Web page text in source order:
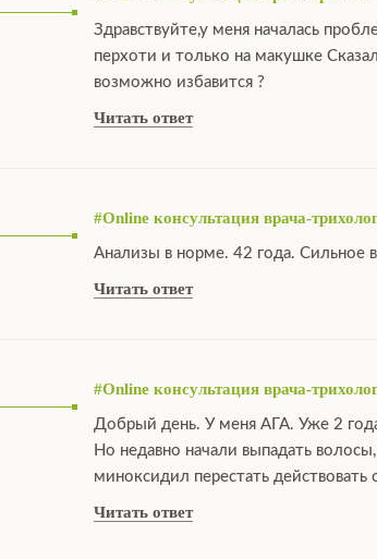
Здравствуйте,у меня началась
перхоти и только на макушке
возможно избавится ?
Читать ответ
#Online консультация врача-
Анализы в норме. 42 года. Сильное
Читать ответ
#Online консультация врача-
Добрый день. У меня АГА. Уже 2
Но недавно начали выпадать
миноксидил перестать действовать
Читать ответ